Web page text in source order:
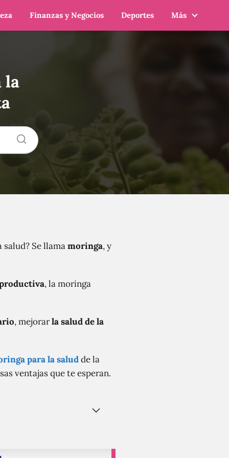
Finanzas y Negocios Deportes Más
la
Se llamamoringa, y
, la moringa
, mejorarla salud de la
para la saludde la
ventajas que te esperan.